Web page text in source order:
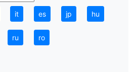
it es jp hu
ru ro